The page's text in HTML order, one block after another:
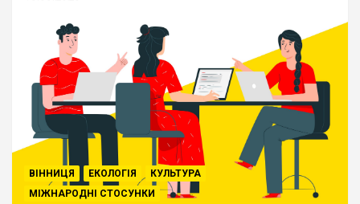
ВІННИЦЯ ЕКОЛОГІЯ
КУЛЬТУРА
МІЖНАРОДНІ СТОСУНКИ